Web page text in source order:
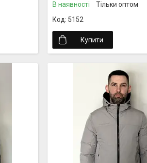
В наявності
Тільки оптом
5152
Купити